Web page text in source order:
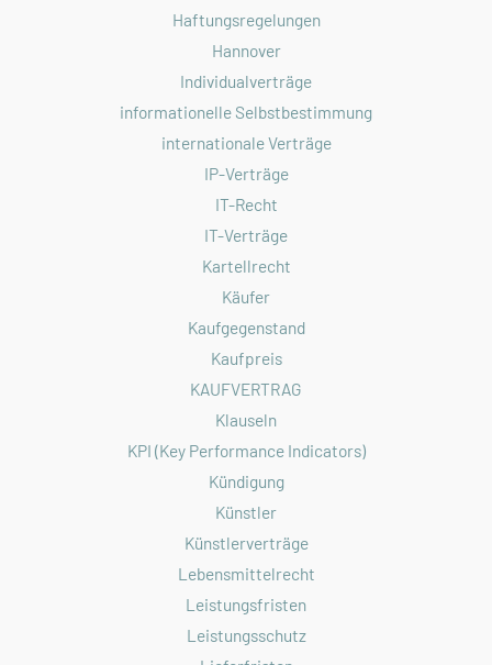
Haftungsregelungen
Hannover
Individualverträge
informationelle Selbstbestimmung
internationale Verträge
IP-Verträge
IT-Recht
IT-Verträge
Kartellrecht
Käufer
Kaufgegenstand
Kaufpreis
KAUFVERTRAG
Klauseln
KPI (Key Performance Indicators)
Kündigung
Künstler
Künstlerverträge
Lebensmittelrecht
Leistungsfristen
Leistungsschutz